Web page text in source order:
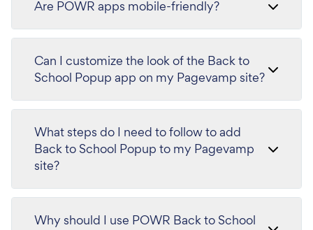
Are POWR apps mobile-friendly?
Can I customize the look of the Back to
School Popup app on my Pagevamp site?
What steps do I need to follow to add
Back to School Popup to my Pagevamp
site?
Why should I use POWR Back to School